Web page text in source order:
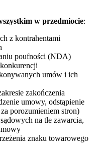
w przedmiocie:
z kontrahentami
poufności (NDA)
umów i ich
zakończenia
umowy, odstąpienie
porozumieniem stron)
na tle zawarcia,
znaku towarowego